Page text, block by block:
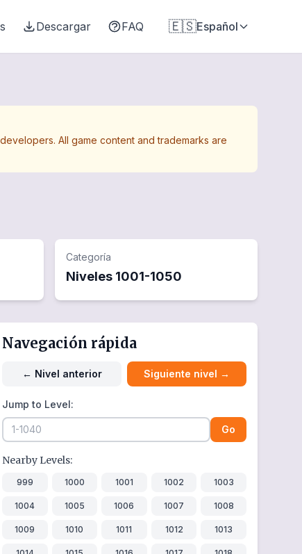
Descargar FAQ 🇪🇸Español
All game content and trademarks are
Categoría
Niveles 1001-1050
Navegación rápida
← Nivel anterior Siguiente nivel →
Jump to Level:
Go
Nearby Levels:
999 1000 1001 1002 1003
1004 1005 1006 1007 1008
1009 1010 1011 1012 1013